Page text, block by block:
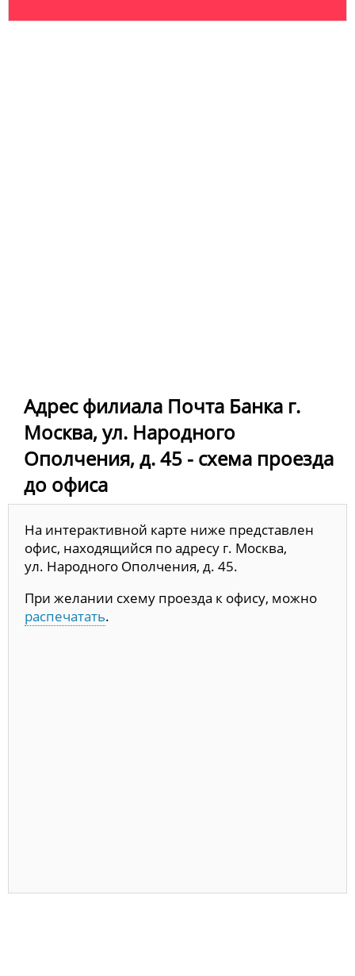
Адрес филиала Почта Банка г.
Москва, ул. Народного
Ополчения, д. 45 - схема проезда
до офиса
На интерактивной карте ниже представлен
офис, находящийся по адресу г. Москва,
ул. Народного Ополчения, д. 45.
При желании схему проезда к офису, можно
распечатать.